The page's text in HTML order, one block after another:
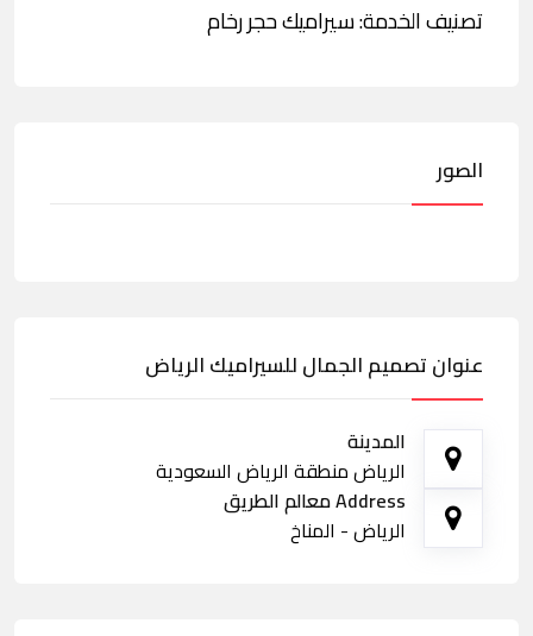
تصنيف الخدمة: سيراميك حجر رخام
الصور
عنوان تصميم الجمال للسيراميك الرياض
المدينة
الرياض منطقة الرياض السعودية
Address معالم الطريق
الرياض - المناخ